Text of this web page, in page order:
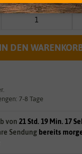
IN DEN
7-8 Tage
von 21 Std. 19 Min. 17
Sendung bereits